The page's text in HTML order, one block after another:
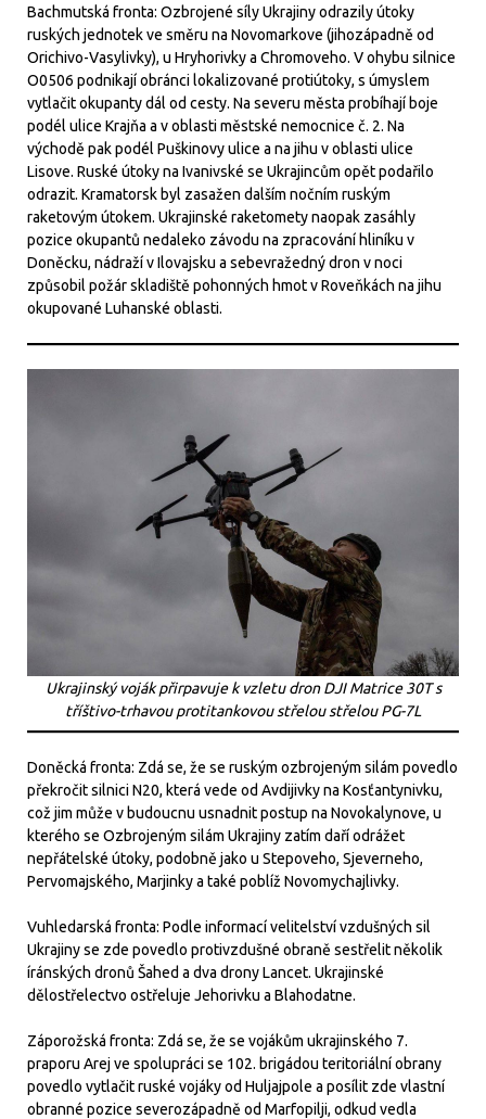
Bachmutská fronta: Ozbrojené síly Ukrajiny odrazily útoky
ruských jednotek ve směru na Novomarkove (jihozápadně od
Orichivo-Vasylivky), u Hryhorivky a Chromoveho. V ohybu silnice
O0506 podnikají obránci lokalizované protiútoky, s úmyslem
vytlačit okupanty dál od cesty. Na severu města probíhají boje
podél ulice Krajňa a v oblasti městské nemocnice č. 2. Na
východě pak podél Puškinovy ​​ulice a na jihu v oblasti ulice
Lisove. Ruské útoky na Ivanivské se Ukrajincům opět podařilo
odrazit. Kramatorsk byl zasažen dalším nočním ruským
raketovým útokem. Ukrajinské raketomety naopak zasáhly
pozice okupantů nedaleko závodu na zpracování hliníku v
Doněcku, nádraží v Ilovajsku a sebevražedný dron v noci
způsobil požár skladiště pohonných hmot v Roveňkách na jihu
okupované Luhanské oblasti.
Ukrajinský voják přirpavuje k vzletu dron DJI Matrice 30T s
tříštivo-trhavou protitankovou střelou střelou PG-7L
Doněcká fronta: Zdá se, že se ruským ozbrojeným silám povedlo
překročit silnici N20, která vede od Avdijivky na Kosťantynivku,
což jim může v budoucnu usnadnit postup na Novokalynove, u
kterého se Ozbrojeným silám Ukrajiny zatím daří odrážet
nepřátelské útoky, podobně jako u Stepoveho, Sjeverneho,
Pervomajského, Marjinky a také poblíž Novomychajlivky.
Vuhledarská fronta: Podle informací velitelství vzdušných sil
Ukrajiny se zde povedlo protivzdušné obraně sestřelit několik
íránských dronů Šahed a dva drony Lancet. Ukrajinské
dělostřelectvo ostřeluje Jehorivku a Blahodatne.
Záporožská fronta: Zdá se, že se vojákům ukrajinského 7.
praporu Arej ve spolupráci se 102. brigádou teritoriální obrany
povedlo vytlačit ruské vojáky od Huljajpole a posílit zde vlastní
obranné pozice severozápadně od Marfopilji, odkud vedla